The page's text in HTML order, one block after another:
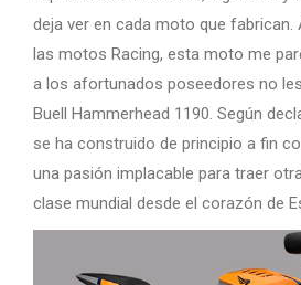
deja ver en cada moto que fabrican.
las motos Racing, esta moto me
a los afortunados poseedores no
Buell Hammerhead 1190. Según
se ha construido de principio a fin
una pasión implacable para traer
clase mundial desde el corazón de